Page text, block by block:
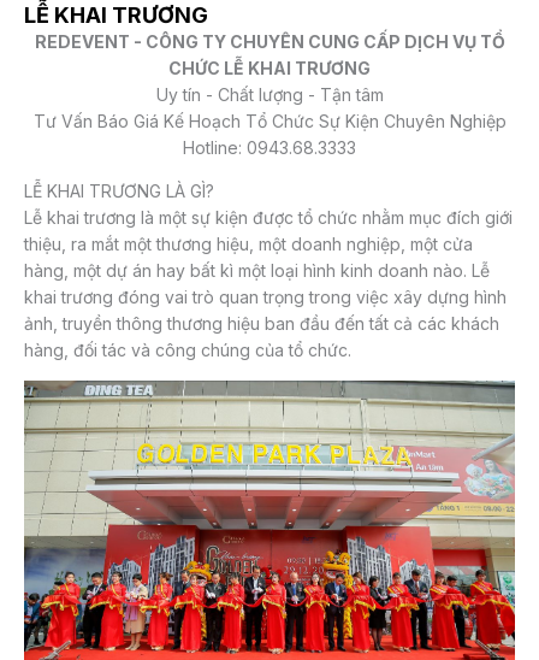
LỄ KHAI TRƯƠNG
REDEVENT - CÔNG TY CHUYÊN CUNG CẤP DỊCH VỤ TỔ
CHỨC LỄ KHAI TRƯƠNG
Uy tín - Chất lượng - Tận tâm
Tư Vấn Báo Giá Kế Hoạch Tổ Chức Sự Kiện Chuyên Nghiệp
Hotline: 0943.68.3333
LỄ KHAI TRƯƠNG LÀ GÌ?
Lễ khai trương là một sự kiện được tổ chức nhằm mục đích giới
thiệu, ra mắt một thương hiệu, một doanh nghiệp, một cửa
hàng, một dự án hay bất kì một loại hình kinh doanh nào. Lễ
khai trương đóng vai trò quan trọng trong việc xây dựng hình
ảnh, truyền thông thương hiệu ban đầu đến tất cả các khách
hàng, đối tác và công chúng của tổ chức.